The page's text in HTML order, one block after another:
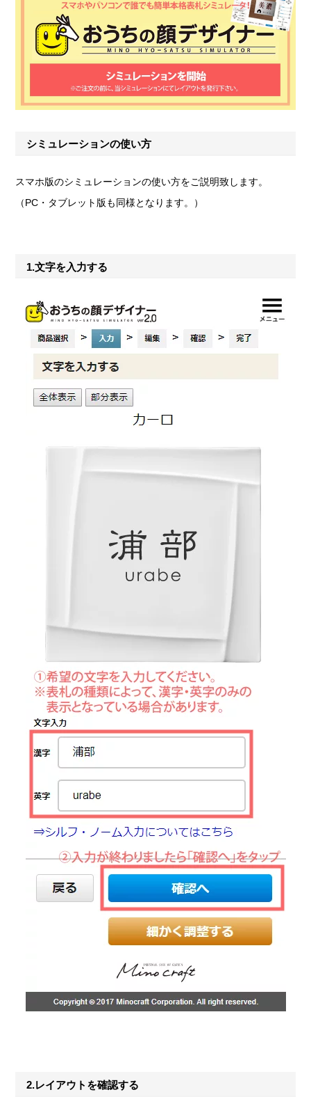
シミュレーションの使い方
スマホ版のシミュレーションの使い方をご説明致します。
（PC・タブレット版も同様となります。）
1.文字を入力する
2.レイアウトを確認する